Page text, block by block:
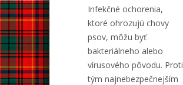
Infekčné ochorenia,
ktoré ohrozujú chovy
psov, môžu byť
bakteriálneho alebo
vírusového pôvodu. Proti
tým najnebezpečnejším